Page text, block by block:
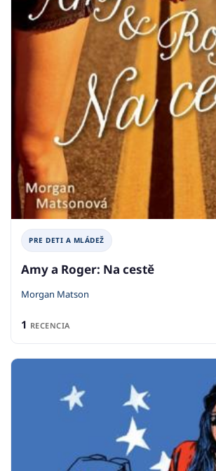
PRE DETI A MLÁDEŽ
Amy a Roger: Na cestě
Morgan Matson
1 RECENCIA